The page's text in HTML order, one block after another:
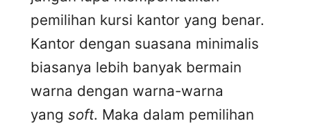
pemilihan kursi kantor yang benar.
Kantor dengan suasana minimalis
biasanya lebih banyak bermain
warna dengan warna-warna
yang soft. Maka dalam pemilihan